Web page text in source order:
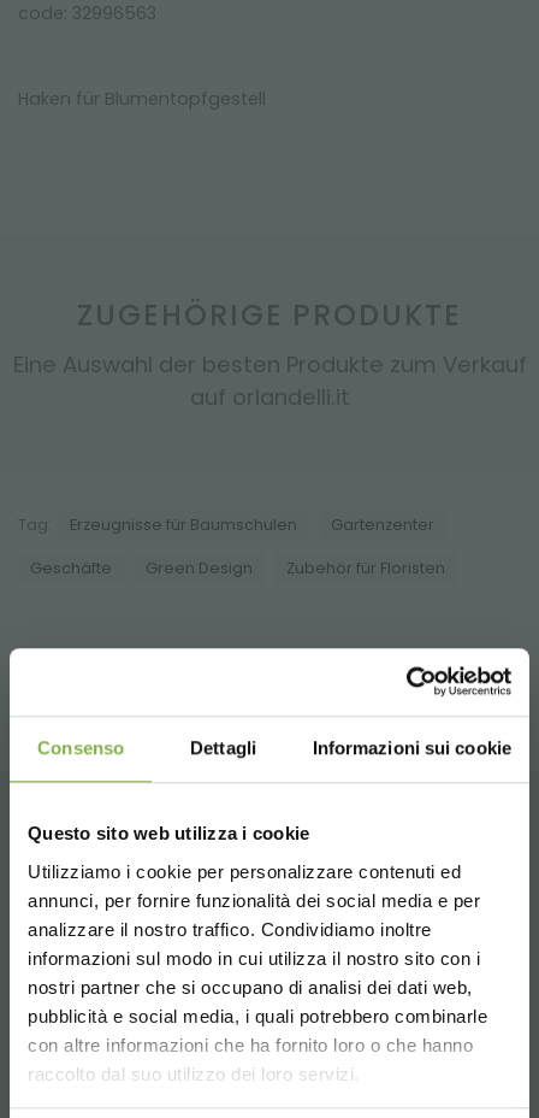
Consenso Dettagli Informazioni sui cookie
Questo sito web utilizza i cookie
Utilizziamo i cookie per personalizzare contenuti ed
annunci, per fornire funzionalità dei social media e per
analizzare il nostro traffico. Condividiamo inoltre
informazioni sul modo in cui utilizza il nostro sito con i
nostri partner che si occupano di analisi dei dati web,
pubblicità e social media, i quali potrebbero combinarle
con altre informazioni che ha fornito loro o che hanno
raccolto dal suo utilizzo dei loro servizi.
code: 32996563
Haken für Blumentopfgestell
ZUGEHÖRIGE PRODUKTE
Eine Auswahl der besten Produkte zum Verkauf
auf orlandelli.it
Tag: Erzeugnisse für Baumschulen Gartenzenter
Geschäfte Green Design Zubehör für Floristen
teilen
Choose the country you are in and your
language for a better browsing experience
KUNDENDIENST
Whatsapp
Anfrage Informationen
+39 3457719939
TAUCHE EIN IN UNSERE
WELT!
Ein kleines Geschenk für dich...
5 % Rabattauf deine erste Bestellung *
2 % Rabatt immerauf tutti deine
zukünftigen Einkäufe *
DATENBLATT
HERUNTERLADEN
Melden Sie sich an oder